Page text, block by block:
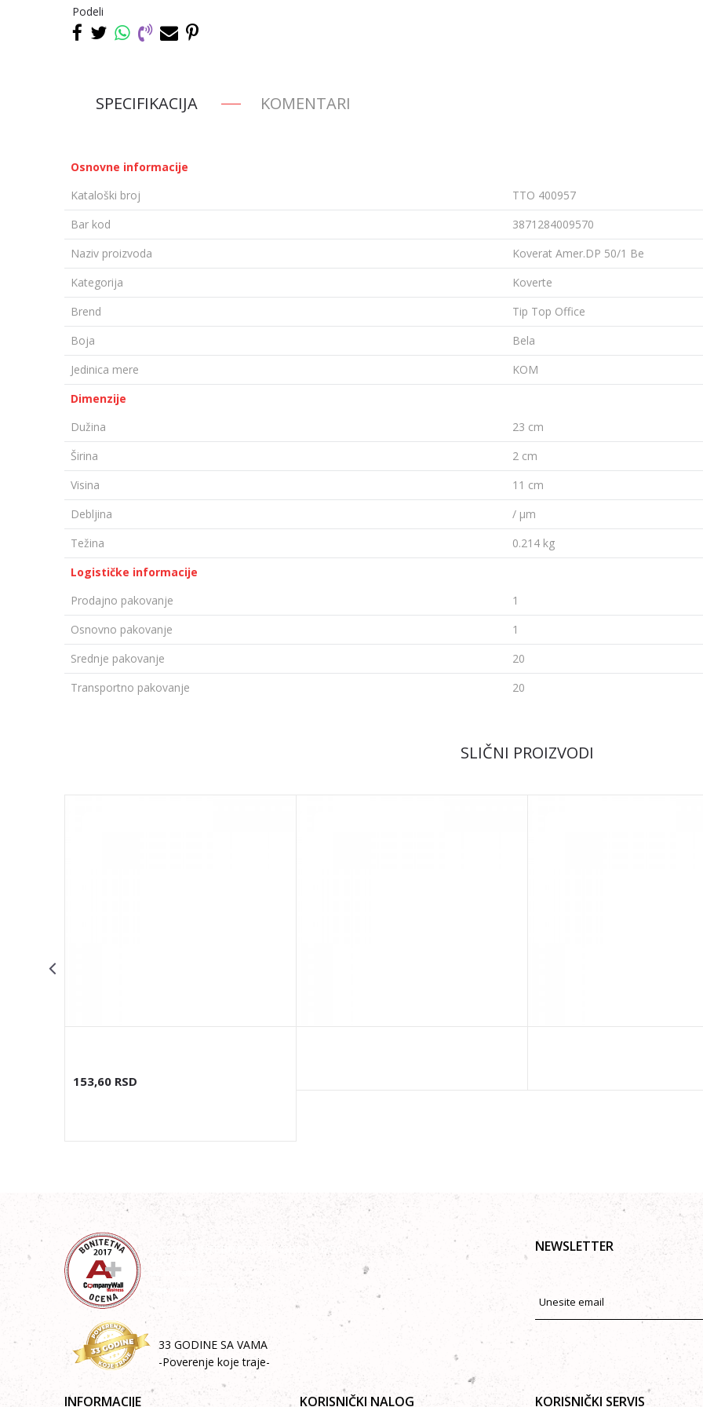
Podeli
SPECIFIKACIJA KOMENTARI
Osnovne informacije
Kataloški broj
TTO 400957
Bar kod
3871284009570
Naziv proizvoda
Koverat Amer.DP 50/1 Be
Kategorija
Koverte
Brend
Tip Top Office
Boja
Bela
Jedinica mere
KOM
Dimenzije
Dužina
23 cm
Širina
2 cm
Visina
11 cm
Debljina
/ µm
Težina
0.214 kg
Logističke informacije
Prodajno pakovanje
1
Osnovno pakovanje
1
Srednje pakovanje
20
Transportno pakovanje
20
SLIČNI PROIZVODI
153,60 RSD
33 GODINE SA VAMA
-Poverenje koje traje-
NEWSLETTER
INFORMACIJE KORISNIČKI NALOG KORISNIČKI SERVIS